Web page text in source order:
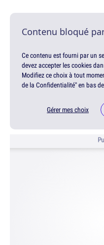
Contenu bloqué
Ce contenu est fourni par un
devez accepter les cookies
Modifiez ce choix à tout
de la Confidentialité" en bas
Gérer mes choix